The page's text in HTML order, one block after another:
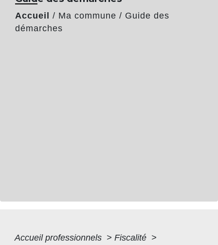
Accueil / Ma commune / Guide des
démarches
Accueil professionnels > Fiscalité >